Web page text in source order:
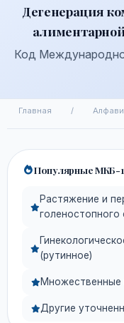
Дегенерация
Код
Главная /
Популярные МКБ-
Растяжение и
голеностопного
(рутинное)
Множественные
Другие